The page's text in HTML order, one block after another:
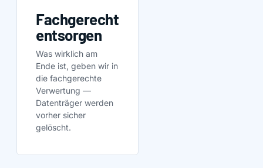
Fachgerecht
entsorgen
Was wirklich am
Ende ist, geben wir in
die fachgerechte
Verwertung —
Datenträger werden
vorher sicher
gelöscht.